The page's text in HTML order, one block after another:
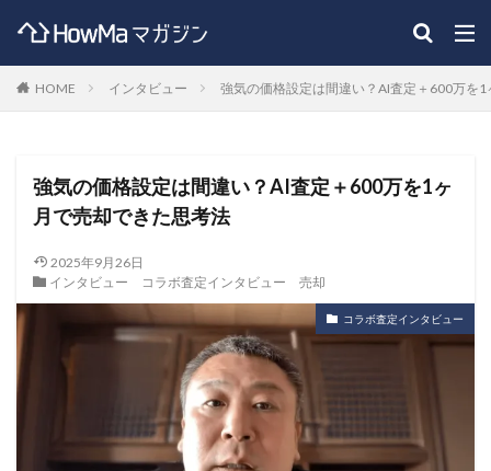
HOME インタビュー 強気の価格設定は間違い？AI査定＋600万を
強気の価格設定は間違い？AI査定＋600万を1ヶ
月で売却できた思考法
2025年9月26日
インタビュー
コラボ査定インタビュー 売却
コラボ査定インタビュー